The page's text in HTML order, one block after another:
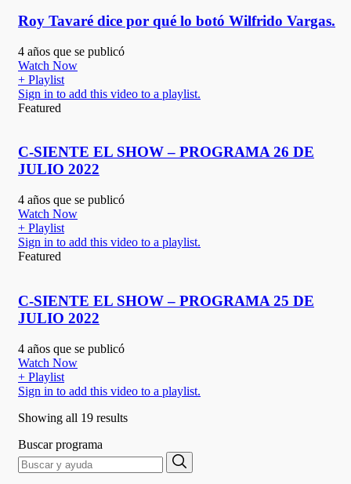
Roy Tavaré dice por qué lo botó Wilfrido Vargas.
4 años que se publicó
Watch Now
+ Playlist
Sign in to add this video to a playlist.
Featured
C-SIENTE EL SHOW – PROGRAMA 26 DE
JULIO 2022
4 años que se publicó
Watch Now
+ Playlist
Sign in to add this video to a playlist.
Featured
C-SIENTE EL SHOW – PROGRAMA 25 DE
JULIO 2022
4 años que se publicó
Watch Now
+ Playlist
Sign in to add this video to a playlist.
Showing all 19 results
Buscar programa
Search
for: